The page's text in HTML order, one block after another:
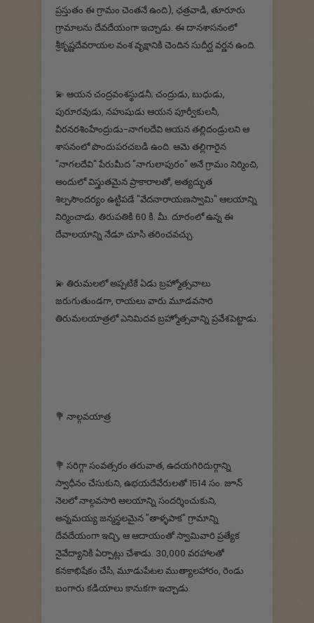
ప్రస్తుతం ఈ గ్రామం చెంతనే ఉంది), ఛత్రవాడి, తూరూరు
గ్రామాలను దేవదేయంగా ఇచ్చాడు. ఈ దానశాసనంలో
శ్రీకృష్ణదేవరాయల వంశ వృక్షానికి చెందిన సుదీర్ఘ వర్ణన ఉంది.
💫 ఆయన చంద్రవంశస్థుడనీ; చంద్రుడు, బుధుడు,
పురూరవుడు, నహుషుడు ఆయన పూర్వీకులనీ,
వీరనరశింహేంద్రుడు-నాగలదేవి ఆయన తల్లిదండ్రులని ఆ
శాసనంలో పొందుపరచబడి ఉంది. ఆమె తల్లిగారైన
"నాగలదేవి" పేరుమీద "నాగులాపురం" అనే గ్రామం నిర్మించి,
అందులో విస్త్రుతమైన ప్రాకారాలతో, అత్యద్భుత
శిల్పసౌందర్యం ఉట్టిపడే "వేదనారాయణస్వామి" ఆలయాన్ని
నిర్మించాడు. తిరుపతికి 60 కి. మీ. దూరంలో ఉన్న ఈ
దేవాలయాన్ని నేడూ చూసి తరించవచ్చు.
💫 తిరుమలలో అప్పటికే ఏడు బ్రహ్మోత్సవాలు
జరుగుతుండగా, రాయలు వారు మూడవసారి
తిరుమలయాత్రలో ఎనిమిదవ బ్రహ్మోత్సవాన్ని ప్రవేశపెట్టాడు.
💐 నాల్గవయాత్ర
💐 సరిగ్గా సంవత్సరం తరువాత, ఉదయగిరిదుర్గాన్ని
స్వాధీనం చేసుకుని, ఉభయదేవేరులతో 1514 సం. జూన్
నెలలో నాల్గవసారి ఆలయాన్ని సందర్శించుకుని,
అన్నమయ్య జన్మస్థలమైన "తాళ్ళపాక" గ్రామాన్ని
దేవదేయంగా ఇచ్చి, ఆ ఆదాయంతో స్వామివారి ప్రత్యేక
నైవేద్యానికి ఏర్పాట్లు చేశాడు. 30,000 వరహాలతో
కనకాభిషేకం చేసి, మూడుపేటల ముత్యాలహారం, రెండు
బంగారు కడియాలు కానుకగా ఇచ్చాడు.